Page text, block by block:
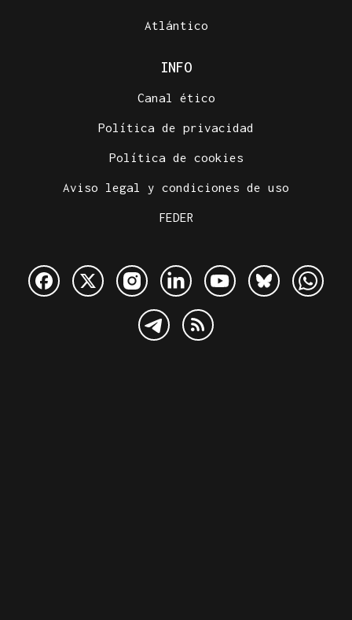
Atlántico
INFO
Canal ético
Política de privacidad
Política de cookies
Aviso legal y condiciones de uso
FEDER